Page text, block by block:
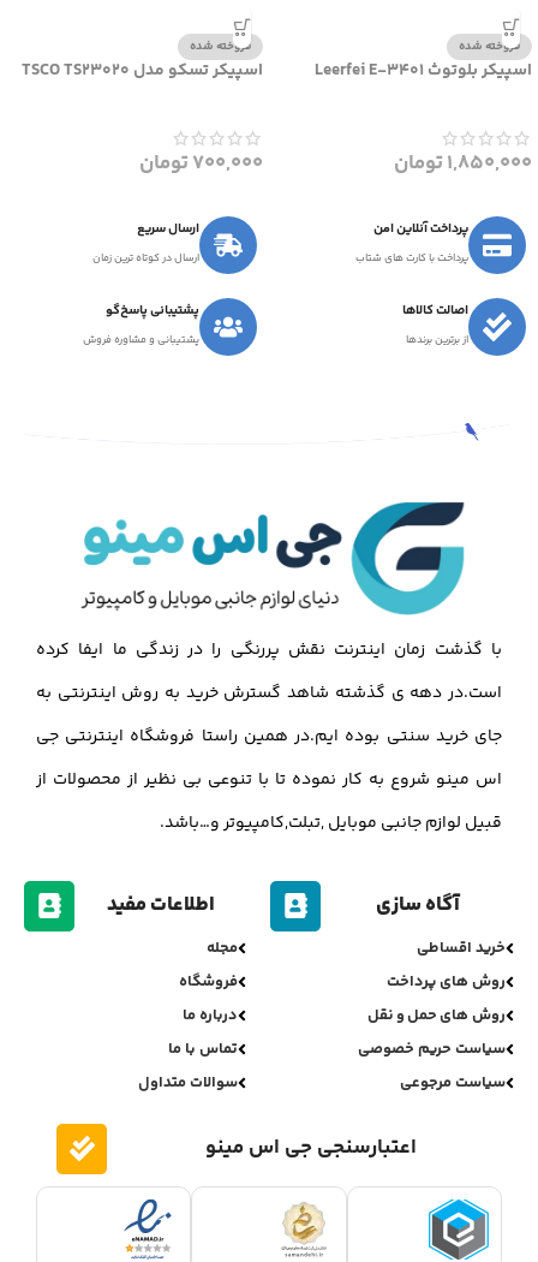
فروخته شده
اسپیکر بلوتوث Leerfei E-3401
1,850,000تومان
فروخته شده
اسپیکر تسکو مدل TSCO TS23020
700,000تومان
پرداخت آنلاین امن
پرداخت با کارت های شتاب
ارسال سریع
ارسال در کوتاه ترین زمان
اصالت کالاها
از برترین برندها
پشتیبانی پاسخ‌گو
پشتیبانی و مشاوره فروش
با گذشت زمان اینترنت نقش پررنگی را در زندگی ما ایفا کرده
است.در دهه ی گذشته شاهد گسترش خرید به روش اینترنتی به
جای خرید سنتی بوده ایم.در همین راستا فروشگاه اینترنتی جی
اس مینو شروع به کار نموده تا با تنوعی بی نظیر از محصولات از
قبیل لوازم جانبی موبایل ,تبلت,کامپیوتر و…باشد.
آگاه سازی
خرید اقساطی
روش های پرداخت
روش های حمل و نقل
سیاست حریم خصوصی
سیاست مرجوعی
اطلاعات مفید
مجله
فروشگاه
درباره ما
تماس با ما
سوالات متداول
اعتبارسنجی جی اس مینو